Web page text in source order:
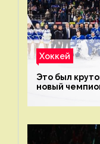
Хоккей
Это был
новый